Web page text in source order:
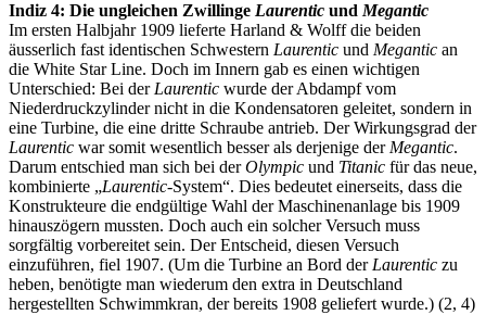
Indiz 4: Die ungleichen Zwillinge Laurentic und Megantic
Im ersten Halbjahr 1909 lieferte Harland & Wolff die beiden
äusserlich fast identischen Schwestern Laurentic und Megantic an
die White Star Line. Doch im Innern gab es einen wichtigen
Unterschied: Bei der Laurentic wurde der Abdampf vom
Niederdruckzylinder nicht in die Kondensatoren geleitet, sondern in
eine Turbine, die eine dritte Schraube antrieb. Der Wirkungsgrad der
Laurentic war somit wesentlich besser als derjenige der Megantic.
Darum entschied man sich bei derOlympic und Titanic für das neue,
kombinierte „Laurentic-System“. Dies bedeutet einerseits, dass die
Konstrukteure die endgültige Wahl der Maschinenanlage bis 1909
hinauszögern mussten. Doch auch ein solcher Versuch muss
sorgfältig vorbereitet sein. Der Entscheid, diesen Versuch
einzuführen, fiel 1907. (Um die Turbine an Bord der Laurentic zu
heben, benötigte man wiederum den extra in Deutschland
hergestellten Schwimmkran, der bereits 1908 geliefert wurde.) (2, 4)